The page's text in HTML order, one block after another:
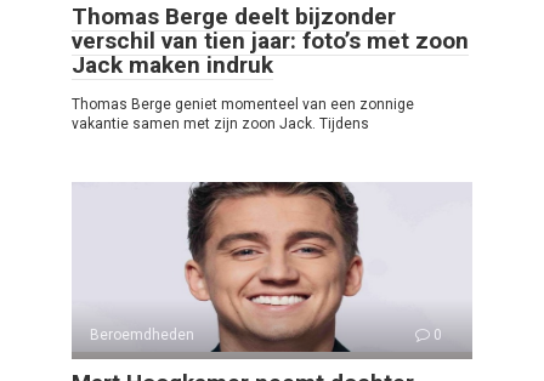
Thomas Berge deelt bijzonder
verschil van tien jaar: foto’s met zoon
Jack maken indruk
Thomas Berge geniet momenteel van een zonnige
vakantie samen met zijn zoon Jack. Tijdens
Beroemdheden 0